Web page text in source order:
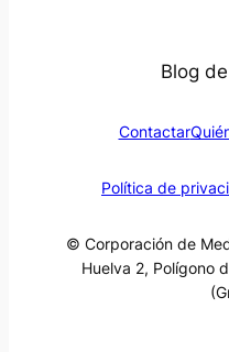
Blog
Contactar
Política de
© Corporación de
Huelva 2, Polígono